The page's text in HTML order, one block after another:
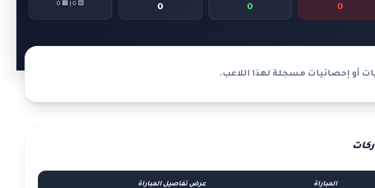
0
0
0
🟨 0 | 🟥 0
أو إحصائيات مسجلة لهذا اللاعب.
المباراة عرض تفاصيل المباراة